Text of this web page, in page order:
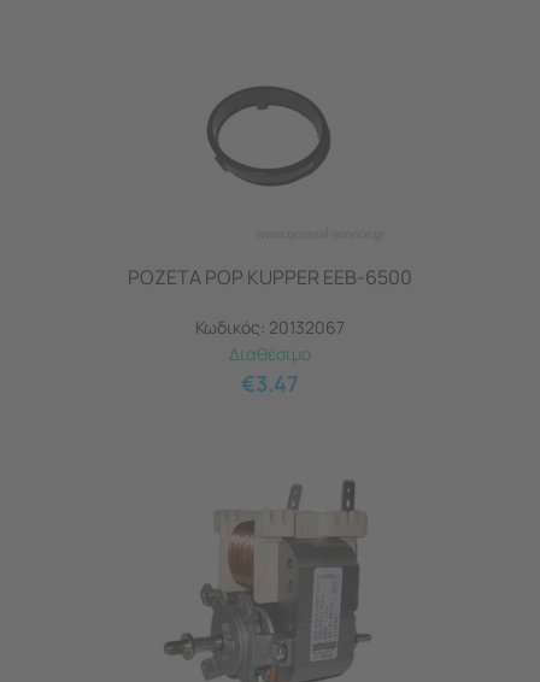
ΡΟΖΕΤΑ POP KUPPER EEB-6500
Κωδικός: 20132067
Διαθέσιμο
€3.47